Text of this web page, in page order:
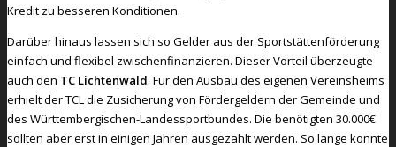
Kredit zu besseren Konditionen.
Darüber hinaus lassen sich so Gelder aus der Sportstättenförderung
einfach und flexibel zwischenfinanzieren. Dieser Vorteil überzeugte
auch den TC Lichtenwald. Für den Ausbau des eigenen Vereinsheims
erhielt der TCL die Zusicherung von Fördergeldern der Gemeinde und
des Württembergischen-Landessportbundes. Die benötigten 30.000€
sollten aber erst in einigen Jahren ausgezahlt werden. So lange konnte